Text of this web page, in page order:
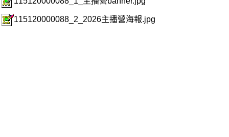
115120000088_2_2026主播營海報.jpg